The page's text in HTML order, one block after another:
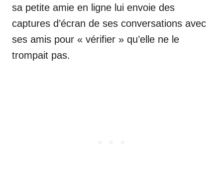
sa petite amie en ligne lui envoie des
captures d’écran de ses conversations avec
ses amis pour « vérifier » qu’elle ne le
trompait pas.